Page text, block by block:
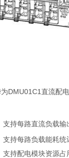
DMU01C1直流配
支持每路直流负载输
支持每路负载能耗统
支持配电模块资源占